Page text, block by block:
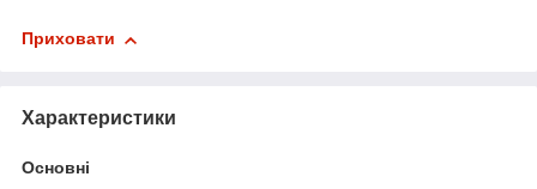
Приховати
Характеристики
Основні